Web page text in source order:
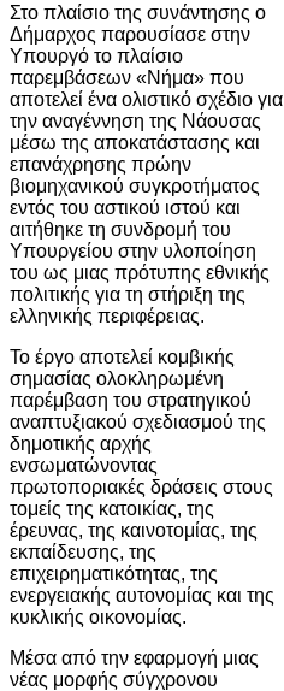
Στο πλαίσιο της συνάντησης ο
Δήμαρχος παρουσίασε στην
Υπουργό το πλαίσιο
παρεμβάσεων «Νήμα» που
αποτελεί ένα ολιστικό σχέδιο για
την αναγέννηση της Νάουσας
μέσω της αποκατάστασης και
επανάχρησης πρώην
βιομηχανικού συγκροτήματος
εντός του αστικού ιστού και
αιτήθηκε τη συνδρομή του
Υπουργείου στην υλοποίηση
του ως μιας πρότυπης εθνικής
πολιτικής για τη στήριξη της
ελληνικής περιφέρειας.
Το έργο αποτελεί κομβικής
σημασίας ολοκληρωμένη
παρέμβαση του στρατηγικού
αναπτυξιακού σχεδιασμού της
δημοτικής αρχής
ενσωματώνοντας
πρωτοποριακές δράσεις στους
τομείς της κατοικίας, της
έρευνας, της καινοτομίας, της
εκπαίδευσης, της
επιχειρηματικότητας, της
ενεργειακής αυτονομίας και της
κυκλικής οικονομίας.
Μέσα από την εφαρμογή μιας
νέας μορφής σύγχρονου